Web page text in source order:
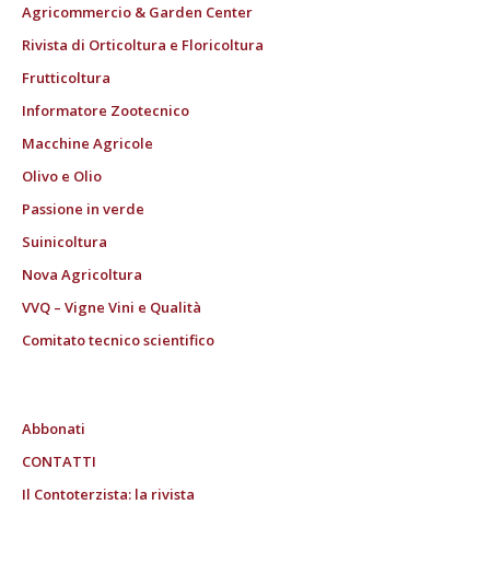
Agricommercio & Garden Center
Rivista di Orticoltura e Floricoltura
Frutticoltura
Informatore Zootecnico
Macchine Agricole
Olivo e Olio
Passione in verde
Suinicoltura
Nova Agricoltura
VVQ – Vigne Vini e Qualità
Comitato tecnico scientifico
Abbonati
CONTATTI
Il Contoterzista: la rivista